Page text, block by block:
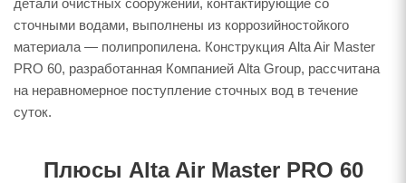
детали очистных сооружений, контактирующие со
сточными водами, выполнены из коррозийностойкого
материала — полипропилена. Конструкция Alta Air Master
PRO 60, разработанная Компанией Alta Group, рассчитана
на неравномерное поступление сточных вод в течение
суток.
Плюсы Alta Air Master PRO 60